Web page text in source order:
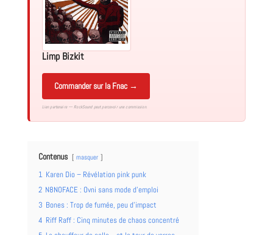
Limp Bizkit
Commander sur la Fnac →
Lien partenaire — RockSound peut percevoir une commission.
Contenus masquer
1 Karen Dio – Révélation pink punk
2 N8NOFACE : Ovni sans mode d’emploi
3 Bones : Trop de fumée, peu d’impact
4 Riff Raff : Cinq minutes de chaos concentré